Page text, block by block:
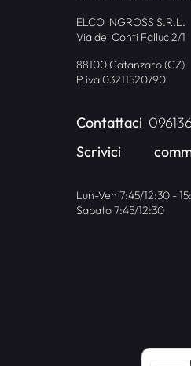
ELCO INGROSS S.R.L.
Via dei Conti Falluc 2/1
88100 Catanzaro (CZ)
P.iva 03211520790
Contattaci
Scrivici
Lun-Ven 7:45/12:30 -
Sabato 7:45/12:30